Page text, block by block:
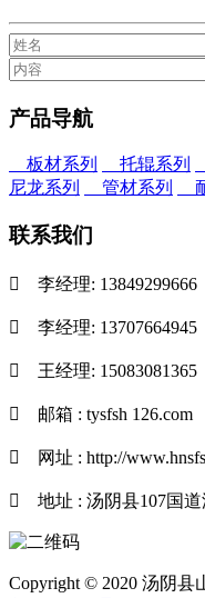
产品导航
板材系列 托辊系列
尼龙系列
管材系列
联系我们
 李经理: 13849299666
 李经理: 13707664945
 王经理: 15083081365
 邮箱 : tysfsh 126.com
 网址 : http://
 地址 : 汤阴县107国道
Copyright © 2020 汤阴